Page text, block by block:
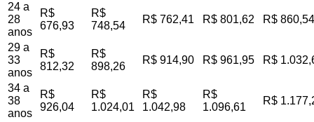
24 a
28
anos
R$
676,93
R$
748,54
R$ 762,41 R$ 801,62 R$ 860,54
29 a
33
anos
R$
812,32
R$
898,26
R$ 914,90 R$ 961,95 R$
34 a
38
anos
R$
926,04
R$
1.024,01
R$
1.042,98
R$
1.096,61
R$